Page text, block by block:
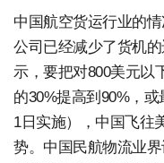
中国航空货运行业的
公司已经减少了货机
示，要把对800美元以
的30%提高到90%，
1日实施），中国飞往
势。中国民航物流业